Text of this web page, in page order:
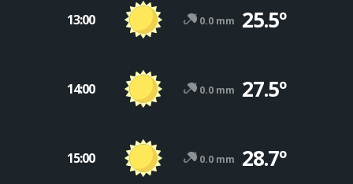
13:00 0.0 mm 25.5º
14:00 0.0 mm 27.5º
15:00 0.0 mm 28.7º